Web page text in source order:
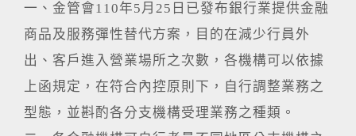
一、金管會110年5月25日已發布銀行業提供金融
商品及服務彈性替代方案，目的在減少行員外
出、客戶進入營業場所之次數，各機構可以依據
上函規定，在符合內控原則下，自行調整業務之
型態，並斟酌各分支機構受理業務之種類。